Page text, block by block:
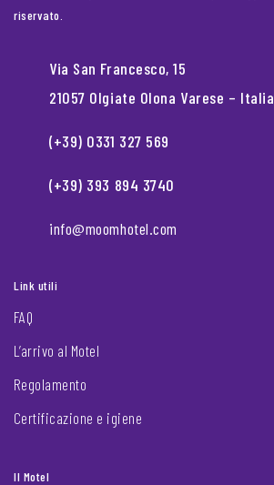
riservato.
Via San Francesco, 15
21057 Olgiate Olona Varese – Italia
(+39) 0331 327 569
(+39) 393 894 3740
info@moomhotel.com
Link utili
FAQ
L’arrivo al Motel
Regolamento
Certificazione e igiene
Il Motel